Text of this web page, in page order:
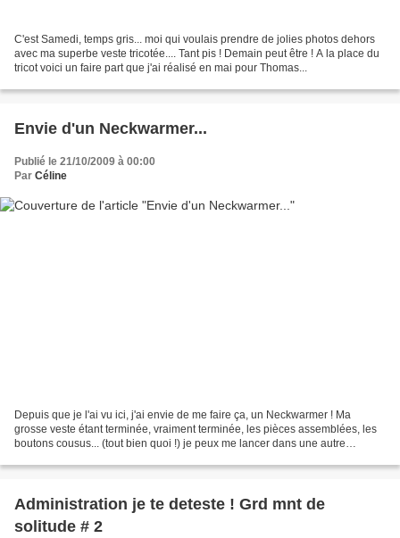
C'est Samedi, temps gris... moi qui voulais prendre de jolies photos dehors
avec ma superbe veste tricotée.... Tant pis ! Demain peut être ! A la place du
tricot voici un faire part que j'ai réalisé en mai pour Thomas...
Envie d'un Neckwarmer...
Publié le 21/10/2009 à 00:00
Par Céline
Depuis que je l'ai vu ici, j'ai envie de me faire ça, un Neckwarmer ! Ma
grosse veste étant terminée, vraiment terminée, les pièces assemblées, les
boutons cousus... (tout bien quoi !) je peux me lancer dans une autre
Administration je te deteste ! Grd mnt de
solitude # 2